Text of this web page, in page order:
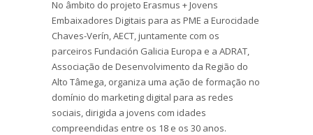
No âmbito do projeto Erasmus + Jovens
Embaixadores Digitais para as PME a Eurocidade
Chaves-Verín, AECT, juntamente com os
parceiros Fundación Galicia Europa e a ADRAT,
Associação de Desenvolvimento da Região do
Alto Tâmega, organiza uma ação de formação no
domínio do marketing digital para as redes
sociais, dirigida a jovens com idades
compreendidas entre os 18 e os 30 anos.